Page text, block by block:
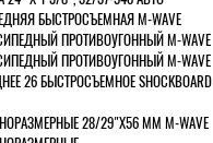
БЫСТРОСЪЕМНАЯ M-WAVE
ПРОТИВОУГОННЫЙ M-WAVE
ПРОТИВОУГОННЫЙ M-WAVE
26 БЫСТРОСЪЕМНОЕ SHOCKBOARD
28/29"Х56 ММ M-WAVE